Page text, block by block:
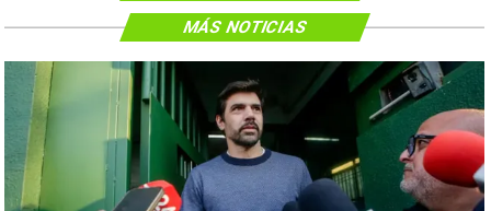
MÁS NOTICIAS